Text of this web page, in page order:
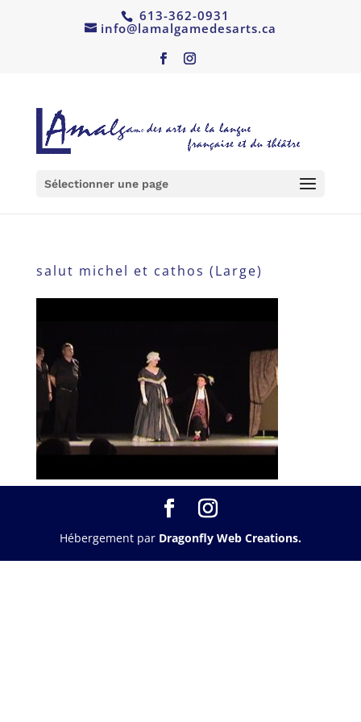
613-362-0931
info@lamalgamedesarts.ca
Sélectionner une page
salut michel et cathos (Large)
Hébergement par Dragonfly Web Creations.